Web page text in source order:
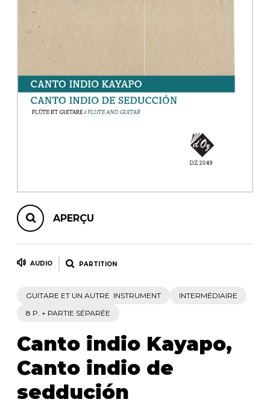
AUTRES PRODUITS
APERÇU
AUDIO PARTITION
GUITARE ET UN AUTRE INSTRUMENT
INTERMÉDIAIRE
8 P. + PARTIE SÉPARÉE
Canto indio Kayapo,
Canto indio de
seddución